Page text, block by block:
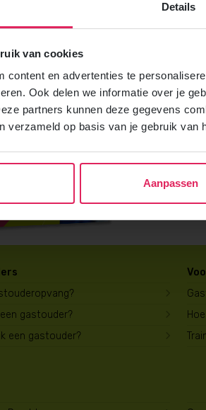
Details
van cookies
content en advertenties te
Ook delen we informatie over je
partners kunnen deze gegevens
verzameld op basis van je gebruik van
Aanpassen
Meer weten
Vraag gratis
ontvang het
Brochure
gastouder?
een gastouder?